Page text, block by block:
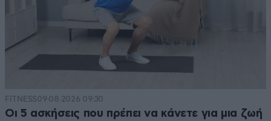
FITNESS09·08·2026 09:30
Οι 5 ασκήσεις που πρέπει να κάνετε για μια ζωή